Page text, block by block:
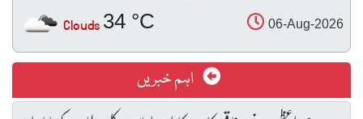
06-Aug-2026
34 °C
Clouds
اہم خبریں